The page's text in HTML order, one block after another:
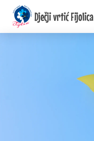
Dječji vrtić Fijolica